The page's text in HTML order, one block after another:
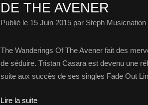
DE THE AVENER
Publié le 15 Juin 2015 par Steph Musicnation
The Wanderings Of The Avener fait des
de séduire. Tristan Casara est devenu une
suite aux succès de ses singles Fade Out
Lire la suite